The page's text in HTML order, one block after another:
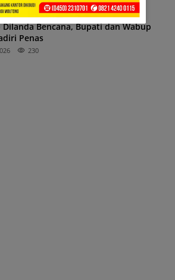
242
Dilanda Bencana, Bupati dan Wabup
Penas
230